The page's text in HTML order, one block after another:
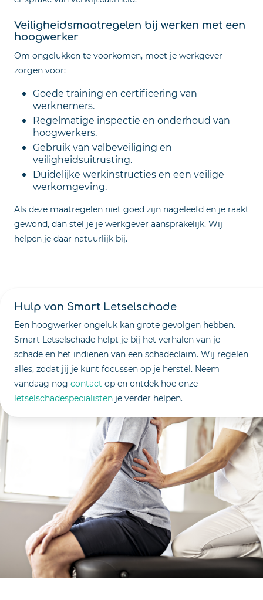
Veiligheidsmaatregelen bij werken met een
hoogwerker
Om ongelukken te voorkomen, moet je werkgever
zorgen voor:
Goede training en certificering van
werknemers.
Regelmatige inspectie en onderhoud van
hoogwerkers.
Gebruik van valbeveiliging en
veiligheidsuitrusting.
Duidelijke werkinstructies en een veilige
werkomgeving.
Als deze maatregelen niet goed zijn nageleefd en je raakt
gewond, dan stel je je werkgever aansprakelijk. Wij
helpen je daar natuurlijk bij.
Hulp van Smart Letselschade
Een hoogwerker ongeluk kan grote gevolgen hebben.
Smart Letselschade helpt je bij het verhalen van je
schade en het indienen van een schadeclaim. Wij regelen
alles, zodat jij je kunt focussen op je herstel. Neem
vandaag nog contact op en ontdek hoe onze
letselschadespecialisten je verder helpen.